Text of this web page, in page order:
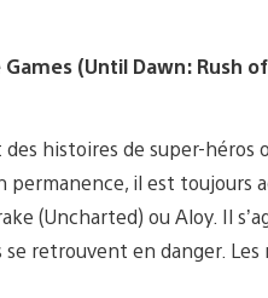
(Until Dawn: Rush
histoires de super-héros
il est toujours
(Uncharted) ou Aloy. Il
retrouvent en danger.